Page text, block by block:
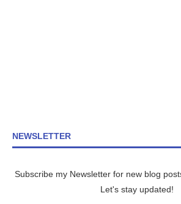
NEWSLETTER
Subscribe my Newsletter for new blog
Let's stay updated!